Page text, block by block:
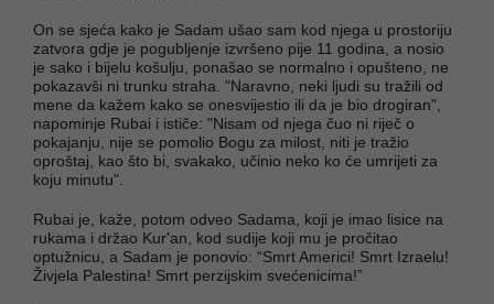
On se sjeća kako je Sadam ušao sam kod njega u prostoriju
zatvora gdje je pogubljenje izvršeno pije 11 godina, a nosio
je sako i bijelu košulju, ponašao se normalno i opušteno, ne
pokazavši ni trunku straha. "Naravno, neki ljudi su tražili od
mene da kažem kako se onesvijestio ili da je bio drogiran",
napominje Rubai i ističe: "Nisam od njega čuo ni riječ o
pokajanju, nije se pomolio Bogu za milost, niti je tražio
oproštaj, kao što bi, svakako, učinio neko ko će umrijeti za
koju minutu".
Rubai je, kaže, potom odveo Sadama, koji je imao lisice na
rukama i držao Kur'an, kod sudije koji mu je pročitao
optužnicu, a Sadam je ponovio: “Smrt Americi! Smrt Izraelu!
Živjela Palestina! Smrt perzijskim svećenicima!”